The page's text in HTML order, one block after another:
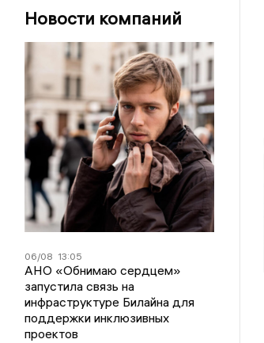
Новости компаний
06/08 13:05
АНО «Обнимаю сердцем»
запустила связь на
инфраструктуре Билайна для
поддержки инклюзивных
проектов